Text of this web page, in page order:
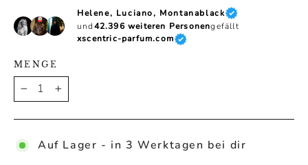
Helene, Luciano, Montanablack
und42.396 weiteren Personengefällt
xscentric-parfum.com
MENGE
+
Auf Lager - in 3 Werktagen bei dir